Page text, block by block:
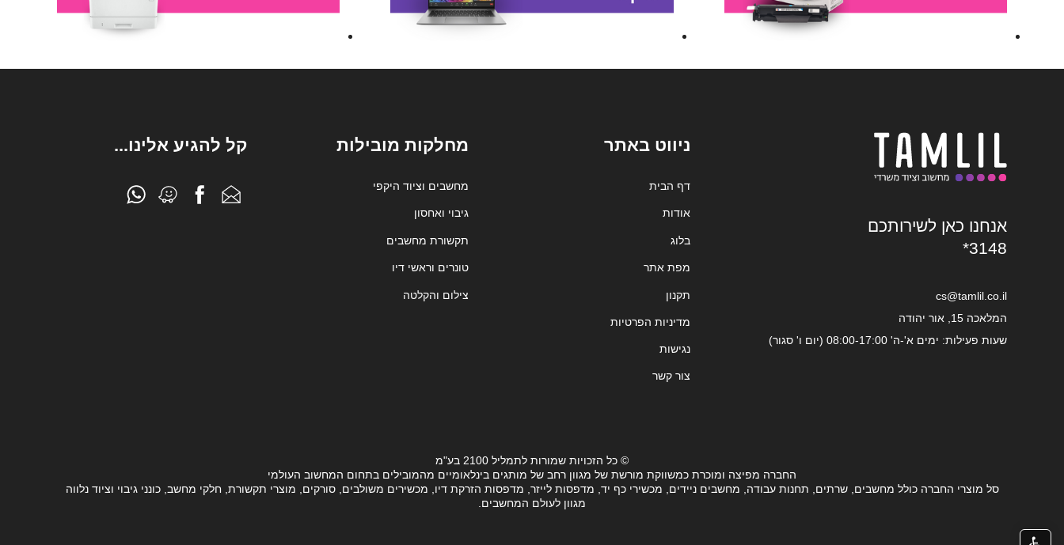
אנחנו כאן לשירותכם
*3148
cs@tamlil.co.il
המלאכה 15, אור יהודה
שעות פעילות: ימים א'-ה' 08:00-17:00 (יום ו' סגור)
ניווט באתר
דף הבית
אודות
בלוג
מפת אתר
תקנון
מדיניות הפרטיות
נגישות
צור קשר
מחלקות מובילות
מחשבים וציוד היקפי
גיבוי ואחסון
תקשורת מחשבים
טונרים וראשי דיו
צילום והקלטה
קל להגיע אלינו...
© כל הזכויות שמורות לתמליל 2100 בע"מ
החברה מפיצה ומוכרת כמשווקת מורשת של מגוון רחב של מותגים בינלאומיים מהמובילים בתחום המחשוב העולמי
סל מוצרי החברה כולל מחשבים, שרתים, תחנות עבודה, מחשבים ניידים, מכשירי כף יד, מדפסות לייזר, מדפסות הזרקת דיו, מכשירים משולבים, סורקים, מוצרי תקשורת, חלקי מחשב, כונני גיבוי וציוד נלווה
מגוון לעולם המחשבים.